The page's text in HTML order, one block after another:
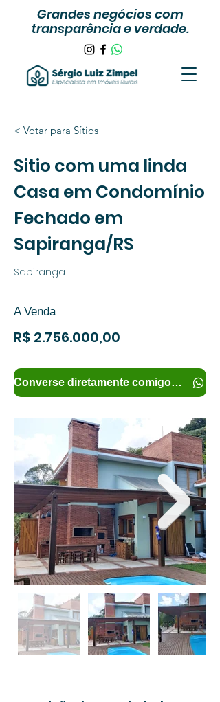
Grandes negócios com
transparência e verdade.
< Votar para Sítios
Sitio com uma linda
Casa em Condomínio
Fechado em
Sapiranga/RS
Sapiranga
A Venda
R$ 2.756.000,00
Converse diretamente comigo e tenha mais informações